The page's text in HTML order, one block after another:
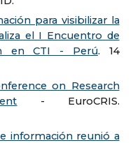
para visibilizar la
el I Encuentro de
en CTI - Perú. 14
on Research
- EuroCRIS.
información reunió a